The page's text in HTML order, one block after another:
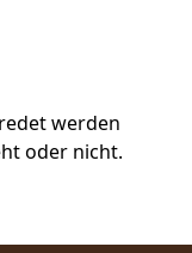
werden
oder nicht.